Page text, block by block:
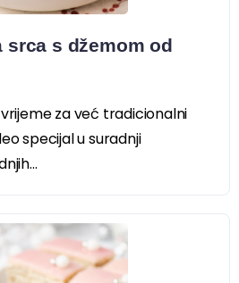
srca s džemom od
za već tradicionalni
specijal u suradnji